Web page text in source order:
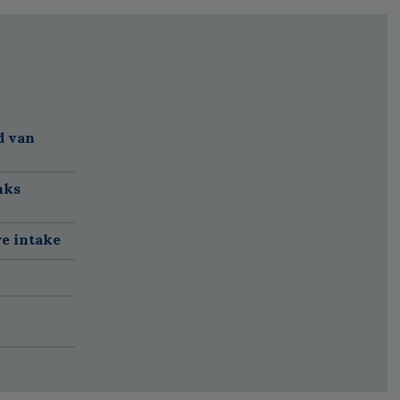
van
intake